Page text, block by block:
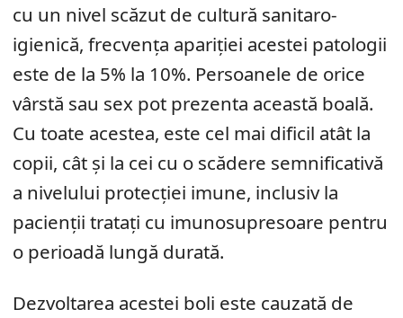
cu un nivel scăzut de cultură sanitaro-
igienică, frecvența apariției acestei patologii
este de la 5% la 10%. Persoanele de orice
vârstă sau sex pot prezenta această boală.
Cu toate acestea, este cel mai dificil atât la
copii, cât și la cei cu o scădere semnificativă
a nivelului protecției imune, inclusiv la
pacienții tratați cu imunosupresoare pentru
o perioadă lungă durată.
Dezvoltarea acestei boli este cauzată de